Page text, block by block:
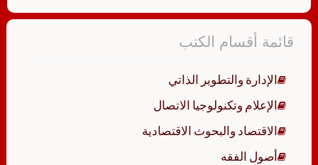
قائمة أقسام الكتب
الإدارة والتطوير الذاتي
الإعلام وتكنولوجيا الاتصال
الاقتصاد والبحوث الاقتصادية
أصول الفقه